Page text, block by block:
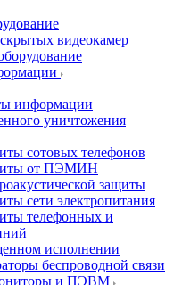
видеокамер
информации
уничтожения
сотовых телефонов
от ПЭМИН
защиты
сети электропитания
телефонных и
исполнении
беспроводной связи
и ПЭВМ